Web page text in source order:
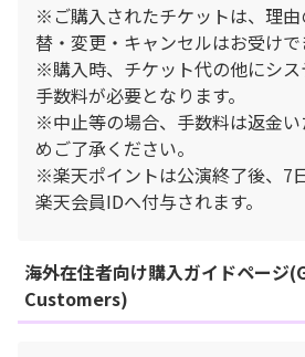
※ご購入されたチケットは、理
替・変更・キャンセルはお受けで
※購入時、チケット代の他にシ
手数料が必要となります。
※中止等の場合、手数料は返金
めご了承ください。
※楽天ポイントは公演終了後、7
楽天会員IDへ付与されます。
海外在住者向け購入ガイドペー
Customers)